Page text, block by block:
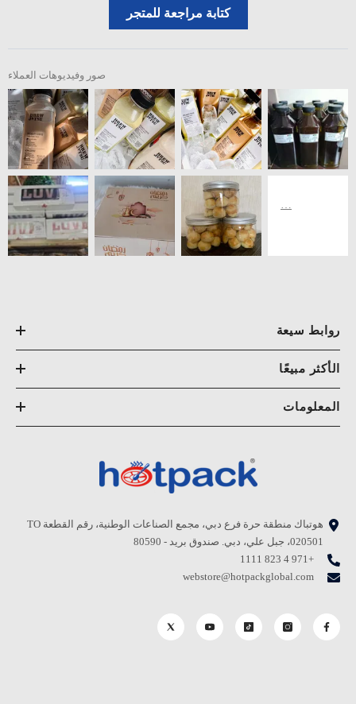
كتابة مراجعة للمتجر
صور وفيديوهات العملاء
روابط سيعة
الأكثر مبيعًا
المعلومات
هوتباك منطقة حرة فرع دبي، مجمع الصناعات الوطنية، رقم القطعة TO
020501، جبل علي، دبي. صندوق بريد - 80590
+971 4 823 1111
webstore@hotpackglobal.com